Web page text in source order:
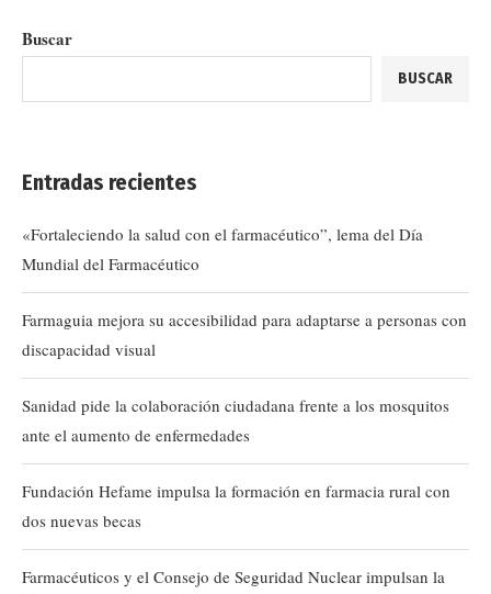
Buscar
BUSCAR
Entradas recientes
«Fortaleciendo la salud con el farmacéutico”, lema del Día
Mundial del Farmacéutico
Farmaguia mejora su accesibilidad para adaptarse a personas con
discapacidad visual
Sanidad pide la colaboración ciudadana frente a los mosquitos
ante el aumento de enfermedades
Fundación Hefame impulsa la formación en farmacia rural con
dos nuevas becas
Farmacéuticos y el Consejo de Seguridad Nuclear impulsan la